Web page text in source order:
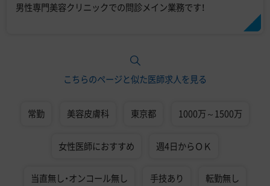
男性専門美容クリニックでの問診メイン業務です！
こちらのページと似た医師求人を見る
常勤 美容皮膚科 東京都 1000万～1500万
女性医師におすすめ 週4日からＯＫ
当直無し・オンコール無し 手技あり 転勤無し